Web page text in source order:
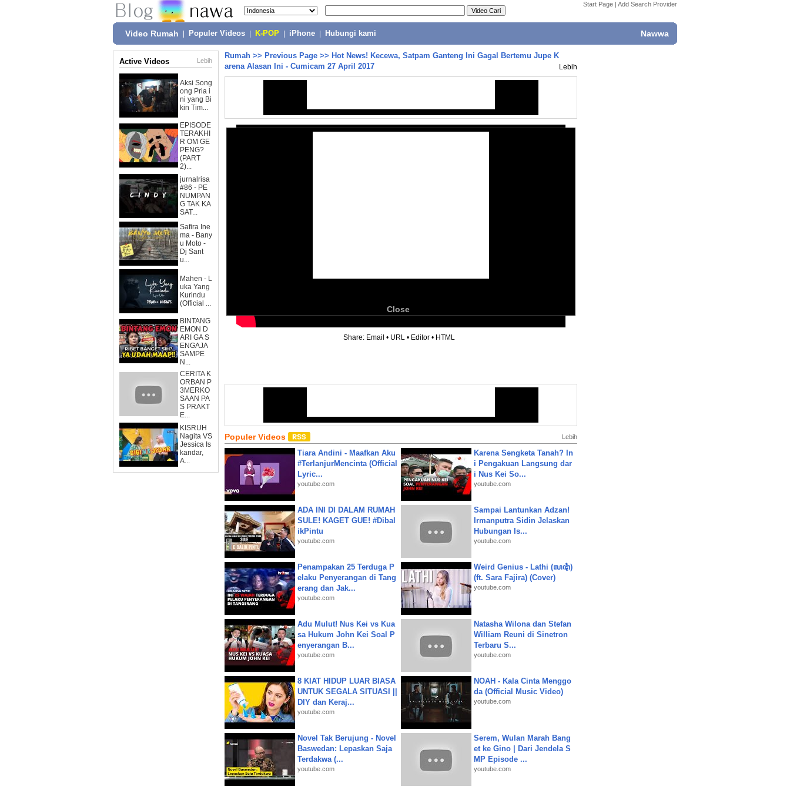
Start Page | Add Search Provider
Video Rumah Populer Videos K-POP iPhone Hubungi kami Nawwa
Active Videos Lebih
Aksi Song
ong Pria i
ni yang Bi
kin Tim...
EPISODE
TERAKHI
R OM GE
PENG?
(PART
2)...
jurnalrisa
#86 - PE
NUMPAN
G TAK KA
SAT...
Safira Ine
ma - Bany
u Moto -
Dj Sant
u...
Mahen - L
uka Yang
Kurindu
(Official ...
BINTANG
EMON D
ARI GA S
ENGAJA
SAMPE
N...
CERITA K
ORBAN P
3MERKO
SAAN PA
S PRAKT
E...
KISRUH
Nagita VS
Jessica Is
kandar,
A...
Rumah >> Previous Page >> Hot News! Kecewa, Satpam Ganteng Ini Gagal Bertemu Jupe K
arena Alasan Ini - Cumicam 27 April 2017
Lebih
Close
Share: Email • URL • Editor • HTML
Populer Videos Lebih
Tiara Andini - Maafkan Aku
#TerlanjurMencinta (Official
Lyric...
youtube.com
Karena Sengketa Tanah? In
i Pengakuan Langsung dar
i Nus Kei So...
youtube.com
ADA INI DI DALAM RUMAH
SULE! KAGET GUE! #Dibal
ikPintu
youtube.com
Sampai Lantunkan Adzan!
Irmanputra Sidin Jelaskan
Hubungan Is...
youtube.com
Penampakan 25 Terduga P
elaku Penyerangan di Tang
erang dan Jak...
youtube.com
Weird Genius - Lathi (ꦭꦛꦶ)
(ft. Sara Fajira) (Cover)
youtube.com
Adu Mulut! Nus Kei vs Kua
sa Hukum John Kei Soal P
enyerangan B...
youtube.com
Natasha Wilona dan Stefan
William Reuni di Sinetron
Terbaru S...
youtube.com
8 KIAT HIDUP LUAR BIASA
UNTUK SEGALA SITUASI ||
DIY dan Keraj...
youtube.com
NOAH - Kala Cinta Menggo
da (Official Music Video)
youtube.com
Novel Tak Berujung - Novel
Baswedan: Lepaskan Saja
Terdakwa (...
youtube.com
Serem, Wulan Marah Bang
et ke Gino | Dari Jendela S
MP Episode ...
youtube.com